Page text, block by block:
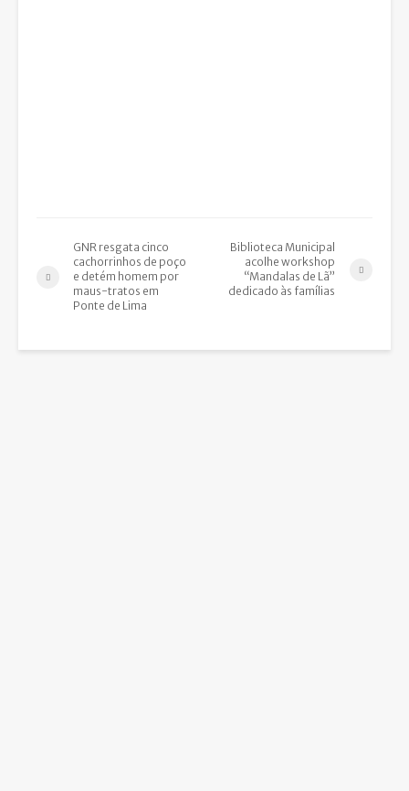
GNR resgata cinco
cachorrinhos de poço
e detém homem por
maus-tratos em
Ponte de Lima
Biblioteca Municipal
acolhe workshop
“Mandalas de Lã”
dedicado às famílias